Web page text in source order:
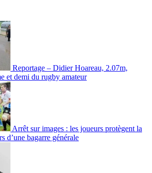
Reportage – Didier Hoareau, 2.07m,
et demi du rugby amateur
Arrêt sur images : les joueurs protègent la
d’une bagarre générale